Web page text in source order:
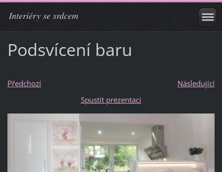
Interiéry se srdcem
Podsvícení baru
Předchozí
Následující
Spustit prezentaci